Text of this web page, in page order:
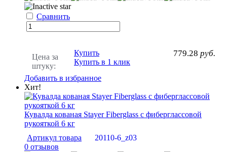
Сравнить
Цена за
штуку:
779.28 руб.
Купить
Купить в 1 клик
Добавить в избранное
Хит!
Кувалда кованая Stayer Fiberglass с фиберглассовой
рукояткой 6 кг
Артикул товара
20110-6_z03
0 отзывов